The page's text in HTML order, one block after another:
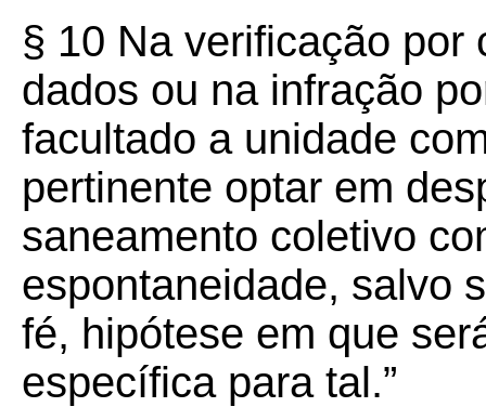
§ 10 Na verificação por
dados ou na infração
facultado a unidade
pertinente optar em
saneamento coletivo
espontaneidade, salvo
fé, hipótese em que
específica para tal.”